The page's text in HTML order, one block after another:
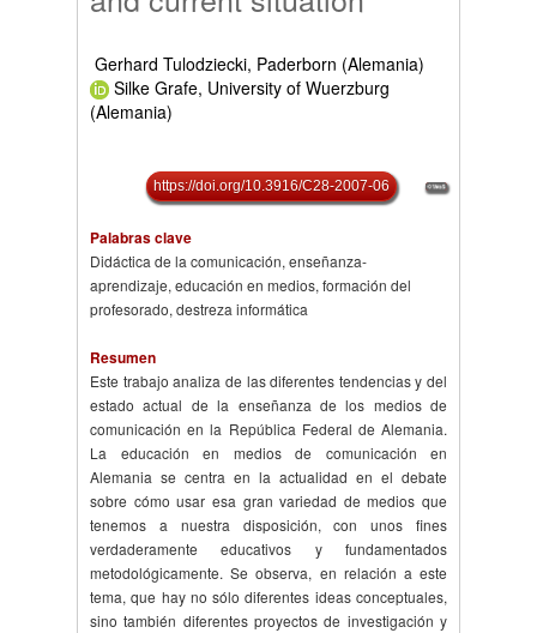
Gerhard Tulodziecki, Paderborn (Alemania)
Silke Grafe, University of Wuerzburg
(Alemania)
https://doi.org/10.3916/C28-2007-06
Palabras clave
Didáctica de la comunicación, enseñanza-
aprendizaje, educación en medios, formación del
profesorado, destreza informática
Resumen
Este trabajo analiza de las diferentes tendencias y del
estado actual de la enseñanza de los medios de
comunicación en la República Federal de Alemania.
La educación en medios de comunicación en
Alemania se centra en la actualidad en el debate
sobre cómo usar esa gran variedad de medios que
tenemos a nuestra disposición, con unos fines
verdaderamente educativos y fundamentados
metodológicamente. Se observa, en relación a este
tema, que hay no sólo diferentes ideas conceptuales,
sino también diferentes proyectos de investigación y